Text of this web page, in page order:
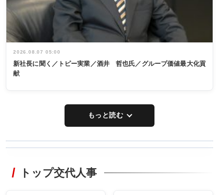
2026.08.07 05:00
新社長に聞く／トピー実業／酒井 哲也氏／グループ価値最大化貢
献
もっと読む
非鉄業界で
タックトレー
トップ交代人事